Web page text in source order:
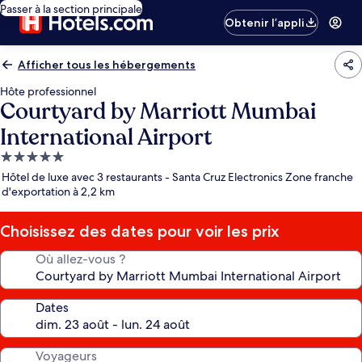
Passer à la section principale
Obtenir l’appli
Afficher tous les hébergements
Hôte professionnel
Courtyard by Marriott Mumbai
International Airport
Hébergement
5.0 étoiles
Hôtel de luxe avec 3 restaurants - Santa Cruz Electronics Zone franche
d'exportation à 2,2 km
Choisissez des dates pour voir les prix
Où allez-vous ?
Dates
Voyageurs